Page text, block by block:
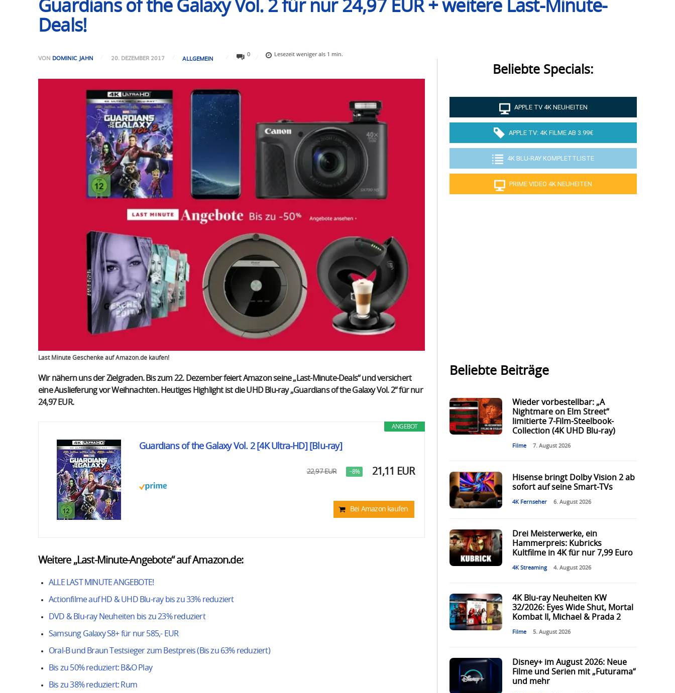
Guardians of the Galaxy Vol. 2 für nur 24,97 EUR + weitere Last-Minute-
Deals!
VON DOMINIC JAHN 20. DEZEMBER 2017 ALLGEMEIN
0 Lesezeitweniger als 1 min.
Last Minute Geschenke auf Amazon.de kaufen!
Wir nähern uns der Zielgraden. Bis zum 22. Dezember feiert Amazon seine „Last-Minute-Deals“ und versichert
eine Auslieferung vor Weihnachten. Heutiges Highlight ist die UHD Blu-ray „Guardians of the Galaxy Vol. 2“ für nur
24,97 EUR.
ANGEBOT
Guardians of the Galaxy Vol. 2 [4K Ultra-HD] [Blu-ray]
22,97 EUR −8% 21,11 EUR
Bei Amazon kaufen
Weitere „Last-Minute-Angebote“ auf Amazon.de:
ALLE LAST MINUTE ANGEBOTE!
Actionfilme auf HD & UHD Blu-ray bis zu 33% reduziert
DVD & Blu-ray Neuheiten bis zu 23% reduziert
Samsung Galaxy S8+ für nur 585,- EUR
Oral-B und Braun Testsieger zum Bestpreis (Bis zu 63% reduziert)
Bis zu 50% reduziert: B&O Play
Bis zu 38% reduziert: Rum
Beliebte Specials:
APPLE TV 4K NEUHEITEN
APPLE TV: 4K FILME AB 3.99€
4K BLU-RAY KOMPLETTLISTE
PRIME VIDEO 4K NEUHEITEN
Beliebte Beiträge
Wieder vorbestellbar: „A
Nightmare on Elm Street“
limitierte 7-Film-Steelbook-
Collection (4K UHD Blu-ray)
Filme 7. August 2026
Hisense bringt Dolby Vision 2 ab
sofort auf seine Smart-TVs
4K Fernseher 6. August 2026
Drei Meisterwerke, ein
Hammerpreis: Kubricks
Kultfilme in 4K für nur 7,99 Euro
4K Streaming 4. August 2026
4K Blu-ray Neuheiten KW
32/2026: Eyes Wide Shut, Mortal
Kombat II, Michael & Prada 2
Filme 5. August 2026
Disney+ im August 2026: Neue
Filme und Serien mit „Futurama“
und mehr